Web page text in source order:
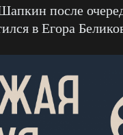
после
в Егора